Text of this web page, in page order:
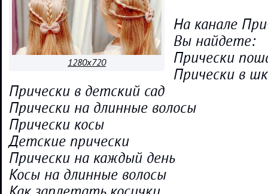
1280x720
На канале
Вы найдете:
Прически
Прически в
Прически в детский сад
Прически на длинные волосы
Прически косы
Детские прически
Прически на каждый день
Косы на длинные волосы